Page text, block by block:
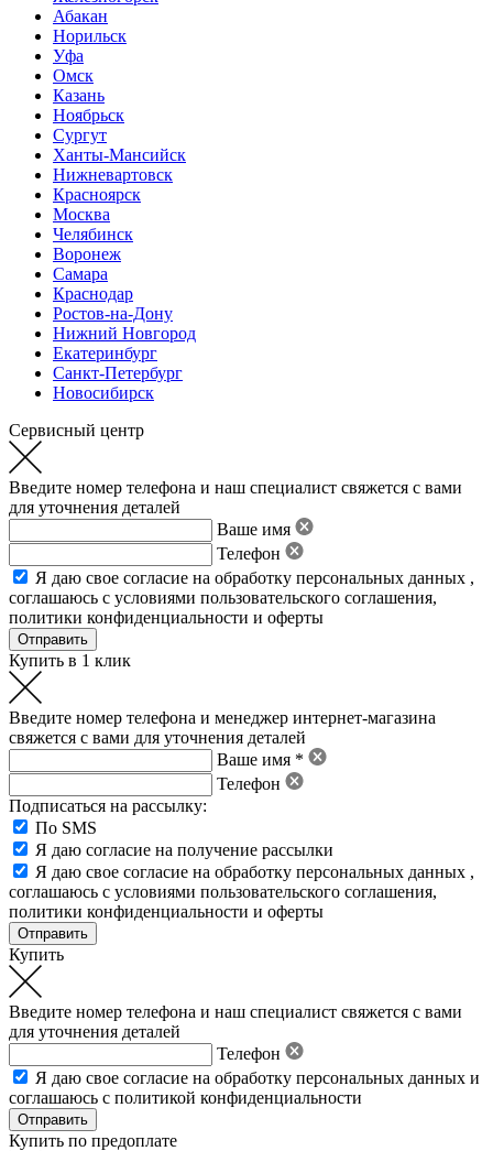
Абакан
Норильск
Уфа
Омск
Казань
Ноябрьск
Сургут
Ханты-Мансийск
Нижневартовск
Красноярск
Москва
Челябинск
Воронеж
Самара
Краснодар
Ростов-на-Дону
Нижний Новгород
Екатеринбург
Санкт-Петербург
Новосибирск
Сервисный центр
Введите номер телефона и наш специалист свяжется с вами
для уточнения деталей
Ваше имя
Телефон
Я даю свое согласие на обработку персональных данных ,
соглашаюсь с условиями пользовательского соглашения,
политики конфиденциальности и оферты
Купить в 1 клик
Введите номер телефона и менеджер интернет-магазина
свяжется с вами для уточнения деталей
Ваше имя *
Телефон
Подписаться на рассылку:
По SMS
Я даю согласие на получение рассылки
Я даю свое согласие на обработку персональных данных ,
соглашаюсь с условиями пользовательского соглашения,
политики конфиденциальности и оферты
Купить
Введите номер телефона и наш специалист свяжется с вами
для уточнения деталей
Телефон
Я даю свое согласие на обработку персональных данных и
соглашаюсь с политикой конфиденциальности
Купить по предоплате